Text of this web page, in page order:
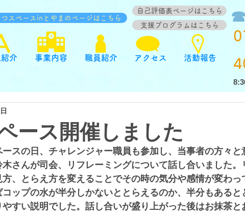
つスペースinとやまのページはこちら
介 事業内容 職員紹介 アクセス 活動報告
自己評価表ページはこちら
支援プログラムはこちら
☎
ース開催しました
スの日、チャレンジャー職員も参加し、当事者の方々と
さんが司会、リフレーミングについて話し合いました。
、とらえ方を変えることでその時の気分や感情が変わっ
ップの水が半分しかないととらえるのか、半分もあると
すい説明でした。話し合いが盛り上がった後はお抹茶と